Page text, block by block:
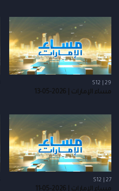
S12 | 29
مساء الإمارات | 2026-05-13
S12 | 27
مساء الإمارات | 2026-05-11